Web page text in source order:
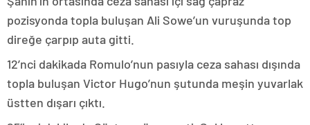
pozisyonda topla buluşan Ali Sowe’un vuruşunda top
direğe çarpıp auta gitti.
12’nci dakikada Romulo’nun pasıyla ceza sahası dışında
topla buluşan Victor Hugo’nun şutunda meşin yuvarlak
üstten dışarı çıktı.